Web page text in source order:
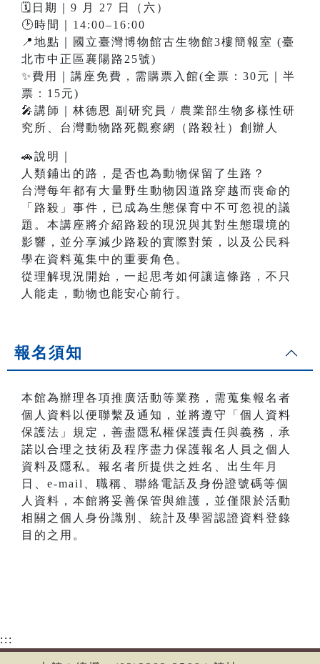
🗓️日期｜9 月 27 日（六）
🕑時間｜14:00–16:00
📍地點｜國立臺灣博物館古生物館3樓簡報室 (臺
北市中正區襄陽路25號)
✨費用｜講座免費，需購票入館(全票：30元｜半
票：15元)
🎤講師｜林德恩 副研究員 / 農業部生物多樣性研
究所、台灣動物路死觀察網（路殺社）創辦人
🚗說明｜
人類鋪出的路，是否也為動物保留了生路？
台灣每年都有大量野生動物因道路穿越而喪命的
「路殺」事件，已成為生態保育中不可忽視的議
題。本講座將介紹路殺的現況與其對生態環境的
影響，並分享減少路殺的實際對策，以及公民科
學在資料蒐集中的重要角色。
從理解現況開始，一起思考如何讓這條路，不只
人能走，動物也能安心前行。
報名須知
本館為辦理各項推廣活動等業務，需蒐集報名者
個人資料以便聯繫及通知，並將遵守「個人資料
保護法」規定，善盡隱私權保護責任與義務，承
諾以合理之技術及程序盡力保護報名人員之個人
資料及隱私。報名者所提供之姓名、出生年月
日、e-mail、職稱、聯絡電話及身份證號碼等個
人資料，本館將妥善保管與維護，並僅限於活動
相關之個人身份識別、統計及學習認證資料登錄
目的之用。
:::